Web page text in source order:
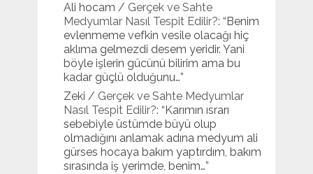
Ali hocam / Gerçek ve Sahte
Medyumlar Nasıl Tespit Edilir?: “ Benim
evlenmeme vefkin vesile olacağı hiç
aklıma gelmezdi desem yeridir. Yani
böyle işlerin gücünü bilirim ama bu
kadar güçlü olduğunu…”
Zeki / Gerçek ve Sahte Medyumlar
Nasıl Tespit Edilir?: “ Karımın ısrarı
sebebiyle üstümde büyü olup
olmadığını anlamak adına medyum ali
gürses hocaya bakım yaptırdım, bakım
sırasında iş yerimde, benim…”